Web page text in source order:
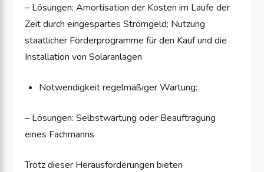
– Lösungen: Amortisation der Kosten im Laufe der
Zeit durch eingespartes Stromgeld; Nutzung
staatlicher Förderprogramme für den Kauf und die
Installation von Solaranlagen
Notwendigkeit regelmäßiger Wartung:
– Lösungen: Selbstwartung oder Beauftragung
eines Fachmanns
Trotz dieser Herausforderungen bieten